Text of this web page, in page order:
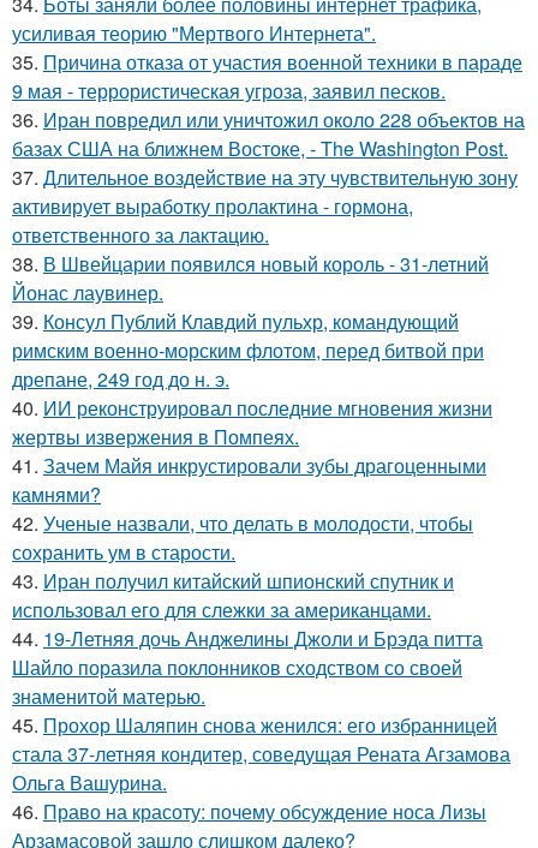
усиливая теорию "Мертвого Интернета".
35. Причина отказа от участия военной техники в параде
9 мая - террористическая угроза, заявил песков.
36. Иран повредил или уничтожил около 228 объектов на
базах США на ближнем Востоке, - The Washington Post.
37. Длительное воздействие на эту чувствительную зону
активирует выработку пролактина - гормона,
ответственного за лактацию.
38. В Швейцарии появился новый король - 31-летний
Йонас лаувинер.
39. Консул Публий Клавдий пульхр, командующий
римским военно-морским флотом, перед битвой при
дрепане, 249 год до н. э.
40. ИИ реконструировал последние мгновения жизни
жертвы извержения в Помпеях.
41. Зачем Майя инкрустировали зубы драгоценными
камнями?
42. Ученые назвали, что делать в молодости, чтобы
сохранить ум в старости.
43. Иран получил китайский шпионский спутник и
использовал его для слежки за американцами.
44. 19-Летняя дочь Анджелины Джоли и Брэда питта
Шайло поразила поклонников сходством со своей
знаменитой матерью.
45. Прохор Шаляпин снова женился: его избранницей
стала 37-летняя кондитер, соведущая Рената Агзамова
Ольга Вашурина.
46. Право на красоту: почему обсуждение носа Лизы
Арзамасовой зашло слишком далеко?